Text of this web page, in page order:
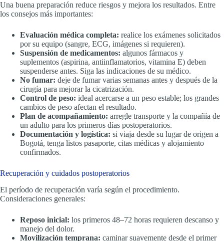
Una buena preparación reduce riesgos y mejora los resultados. Entre
los consejos más importantes:
Evaluación médica completa: realice los exámenes solicitados
por su equipo (sangre, ECG, imágenes si requieren).
Suspensión de medicamentos: algunos fármacos y
suplementos (aspirina, antiinflamatorios, vitamina E) deben
suspenderse antes. Siga las indicaciones de su médico.
No fumar: deje de fumar varias semanas antes y después de la
cirugía para mejorar la cicatrización.
Control de peso: ideal acercarse a un peso estable; los grandes
cambios de peso afectan el resultado.
Plan de acompañamiento: arregle transporte y la compañía de
un adulto para los primeros días postoperatorios.
Documentación y logística: si viaja desde su lugar de origen a
Bogotá, tenga listos pasaporte, citas médicas y alojamiento
confirmados.
Recuperación y cuidados postoperatorios
El período de recuperación varía según el procedimiento.
Consideraciones generales:
Reposo inicial: los primeros 48–72 horas requieren descanso y
manejo del dolor.
Movilización temprana: caminar suavemente desde el primer